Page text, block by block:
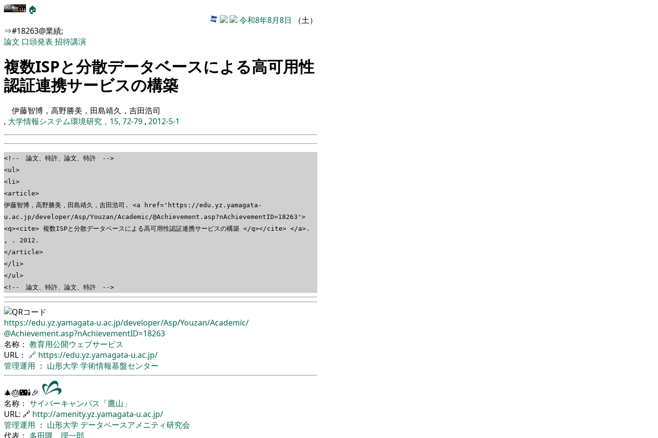
🏠
令和8年8月8日 （土）
⇒#18263@業績;
論文 口頭発表 招待講演
複数ISPと分散データベースによる高可用性
認証連携サービスの構築
伊藤智博，高野勝美，田島靖久，吉田浩司
, 大学情報システム環境研究，15, 72-79 , 2012-5-1
<!-- 論文、特許、論文、特許 -->
<ul>
<li>
<article>
伊藤智博，高野勝美，田島靖久，吉田浩司. <a href='https://edu.yz.yamagata-
u.ac.jp/developer/Asp/Youzan/Academic/@Achievement.asp?nAchievementID=18263'>
<q><cite> 複数ISPと分散データベースによる高可用性認証連携サービスの構築 </q></cite> </a>.
, . 2012.
</article>
</li>
</ul>
<!-- 論文、特許、論文、特許 -->
https://edu.yz.yamagata-u.ac.jp/developer/Asp/Youzan/Academic/
@Achievement.asp?nAchievementID=18263
名称： 教育用公開ウェブサービス
URL： 🔗 https://edu.yz.yamagata-u.ac.jp/
管理運用 ： 山形大学 学術情報基盤センター
🎄🎂🌃🕯🎉
名称： サイバーキャンパス「鷹山」
URL: 🔗 http://amenity.yz.yamagata-u.ac.jp/
管理運用 ： 山形大学 データベースアメニティ研究会
代表： 多田隈 理一郎